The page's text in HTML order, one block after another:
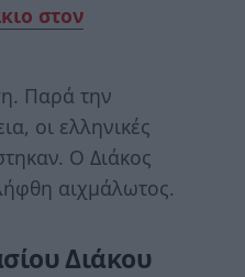
στον
Παρά την
οι ελληνικές
Ο Διάκος
αιχμάλωτος.
Διάκου